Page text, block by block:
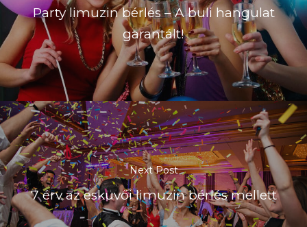
Party limuzin bérlés – A buli hangulat
garantált!
Next Post
7 érv az esküvői limuzin bérlés mellett